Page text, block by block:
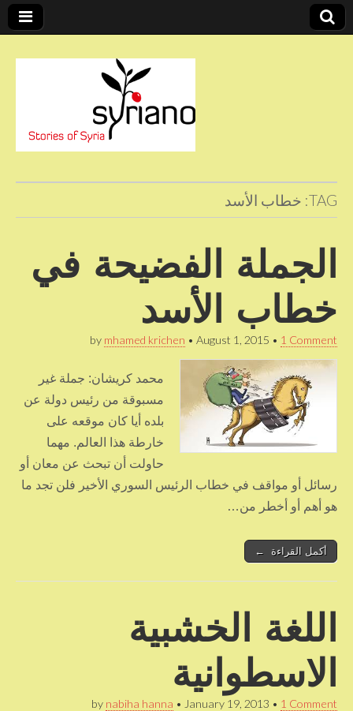
TAG: خطاب الأسد
الجملة الفضيحة في
خطاب الأسد
by mhamed krichen • August 1, 2015 • 1 Comment
محمد كريشان: جملة غير
مسبوقة من رئيس دولة عن
بلده أيا كان موقعه على
خارطة هذا العالم. مهما
حاولت أن تبحث عن معان أو
رسائل أو مواقف في خطاب الرئيس السوري الأخير فلن تجد ما
هو أهم أو أخطر من…
أكمل القراءة ←
اللغة الخشبية
الاسطوانية
by nabiha hanna • January 19, 2013 • 1 Comment